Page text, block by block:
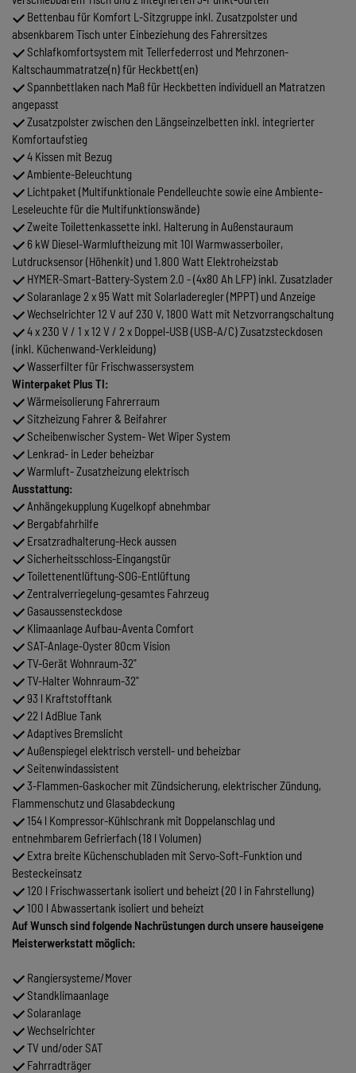
Bettenbau für Komfort L-Sitzgruppe inkl. Zusatzpolster und
absenkbarem Tisch unter Einbeziehung des Fahrersitzes
Schlafkomfortsystem mit Tellerfederrost und Mehrzonen-
Kaltschaummatratze(n) für Heckbett(en)
Spannbettlaken nach Maß für Heckbetten individuell an Matratzen
angepasst
Zusatzpolster zwischen den Längseinzelbetten inkl. integrierter
Komfortaufstieg
4 Kissen mit Bezug
Ambiente-Beleuchtung
Lichtpaket (Multifunktionale Pendelleuchte sowie eine Ambiente-
Leseleuchte für die Multifunktionswände)
Zweite Toilettenkassette inkl. Halterung in Außenstauraum
6 kW Diesel-Warmluftheizung mit 10l Warmwasserboiler,
Lutdrucksensor (Höhenkit) und 1.800 Watt Elektroheizstab
HYMER-Smart-Battery-System 2.0 - (4x80 Ah LFP) inkl. Zusatzlader
Solaranlage 2 x 95 Watt mit Solarladeregler (MPPT) und Anzeige
Wechselrichter 12 V auf 230 V, 1800 Watt mit Netzvorrangschaltung
4 x 230 V / 1 x 12 V / 2 x Doppel-USB (USB-A/C) Zusatzsteckdosen
(inkl. Küchenwand-Verkleidung)
Wasserfilter für Frischwassersystem
Winterpaket Plus TI:
Wärmeisolierung Fahrerraum
Sitzheizung Fahrer & Beifahrer
Scheibenwischer System- Wet Wiper System
Lenkrad- in Leder beheizbar
Warmluft- Zusatzheizung elektrisch
Ausstattung:
Anhängekupplung Kugelkopf abnehmbar
Bergabfahrhilfe
Ersatzradhalterung-Heck aussen
Sicherheitsschloss-Eingangstür
Toilettenentlüftung-SOG-Entlüftung
Zentralverriegelung-gesamtes Fahrzeug
Gasaussensteckdose
Klimaanlage Aufbau-Aventa Comfort
SAT-Anlage-Oyster 80cm Vision
TV-Gerät Wohnraum-32"
TV-Halter Wohnraum-32"
93 l Kraftstofftank
22 l AdBlue Tank
Adaptives Bremslicht
Außenspiegel elektrisch verstell- und beheizbar
Seitenwindassistent
3-Flammen-Gaskocher mit Zündsicherung, elektrischer Zündung,
Flammenschutz und Glasabdeckung
154 l Kompressor-Kühlschrank mit Doppelanschlag und
entnehmbarem Gefrierfach (18 l Volumen)
Extra breite Küchenschubladen mit Servo-Soft-Funktion und
Besteckeinsatz
120 l Frischwassertank isoliert und beheizt (20 l in Fahrstellung)
100 l Abwassertank isoliert und beheizt
Auf Wunsch sind folgende Nachrüstungen durch unsere hauseigene
Meisterwerkstatt möglich:
Rangiersysteme/Mover
Standklimaanlage
Solaranlage
Wechselrichter
TV und/oder SAT
Fahrradträger